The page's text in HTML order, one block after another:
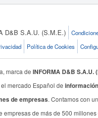
D&B S.A.U. (S.M.E.)
Política de Cookies
marca deINFORMA D&B S.A.U.
mercado Español de
de empresas. Contamos con
empresas de más de 500